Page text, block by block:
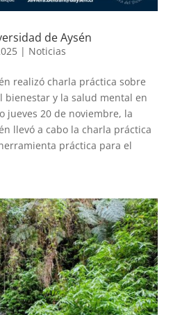
de Aysén
| Noticias
realizó charla práctica sobre
bienestar y la salud mental en
jueves 20 de noviembre, la
llevó a cabo la charla práctica
práctica para el